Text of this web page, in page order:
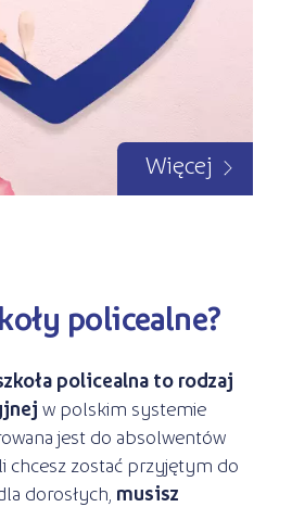
Więcej
policealne?
policealna to rodzaj
w polskim systemie
jest do absolwentów
chcesz zostać przyjętym do
dorosłych, musisz